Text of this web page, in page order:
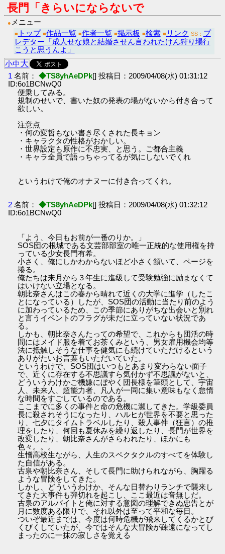
長門「きらいにならないで
● メニュー
■ トップ ■作品一覧 ■作者一覧 ■掲示板 ■検索 ■ リンク SS： プ
レデター「成人せな娘と結婚させん言われたけん狩り場行
こうと思うんよ」
小中大
1 名前： ◆TS8yhAeDPk[] 投稿日：2009/04/08(水) 01:31:12
ID:6o1BCNwQ0
便乗してみる。
規制のせいで、書いた奴の発表の場がないから付き合って
欲しい。
注意点
・何の変哲もない書き尽くされた長キョン
・キャラクタの性格がおかしい。
・世界設定も原作に不忠実、と思う。ご都合主義
・キャラ全員で語っちゃってるが気にしないでくれ
というわけで俺のオナヌーに付き合ってくれ。
2 名前： ◆TS8yhAeDPk[] 投稿日：2009/04/08(水) 01:32:12
ID:6o1BCNwQ0
「よう、今日もお前が一番のりか。」
SOS団の根城である文芸部部室の唯一正統的な使用権を持
っている少女長門有希。
小さく、俺にしかわからないほど小さく頷いて、ページを
捲る。
俺たちは来月から３年生に進級して受験勉強に励まなくて
はいけない立場となる。
朝比奈さんはこの春から晴れて近くの大学に進学（したこ
とになっている）したが、SOS団の活動に当たり前のよう
に加わっているため、この季節にありがちな出会いと別れ
と言うイベントのフラグが未だに立っていない状況であ
る。
しかも、朝比奈さんたっての希望で、これからも団活の時
間にはメイド服を着てお茶くみという、男女雇用機会均等
法に抵触しそうな仕事を健気にも続けていただけるという
ありがたいお言葉もいただいていた。
というわけで、SOS団はいつもとあまり変わらない面子
で、近くに存在する不思議すら気付かず不思議がないと、
どういうわけかご機嫌にぼやく団長様を筆頭として、宇宙
人、未来人、超能力者、凡人が一同に集い意味もなく怠惰
な時間をすごしているのである。
ここまでに多くの事件と命の危機に瀕してきた。学級委員
長に殺されそうになったり、ハルヒが世界を不要と思った
り、七夕にタイムトラベルしたり、殺人事件（狂言）の推
理をしたり、何回も夏休みを繰り返したり、長門が世界を
改変したり、朝比奈さんがさらわれたり、ほかにも
色々。。。
生憎高校生ながら、人生のスペクタクルのすべてを体験し
た自信がある。
古泉や朝比奈さん、そして長門に助けられながら、胸躍る
ような冒険をしてきた。
しかし、どういうわけか、そんな日替わりランチで襲来し
てきた大事件も弾切れを起こし、ここ最近は音無しだ。
古泉のアルバイトと俺に対する意図の理解できぬ忠告とが
月に数度ある限りで、それ以外は至って平和な毎日。
ついぞ最近までは、今度は何時危機が飛来してくるかとび
くびくしていたが、今ではそんな大冒険が疎遠になってし
まったのに一抹の寂しさを覚える